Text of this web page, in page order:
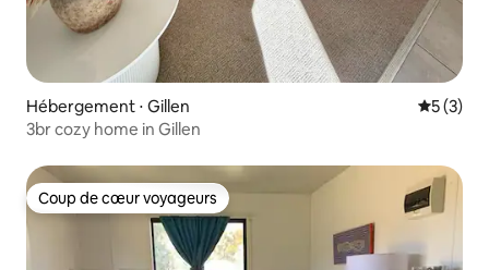
Hébergement ⋅ Gillen
5 (3)
3br cozy home in Gillen
Coup de cœur voyageurs
Coup de cœur voyageurs